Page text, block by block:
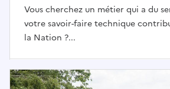
Vous cherchez un métier qui a du
votre savoir-faire technique
la Nation ?...